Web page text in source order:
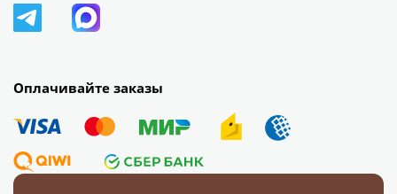
Оплачивайте заказы